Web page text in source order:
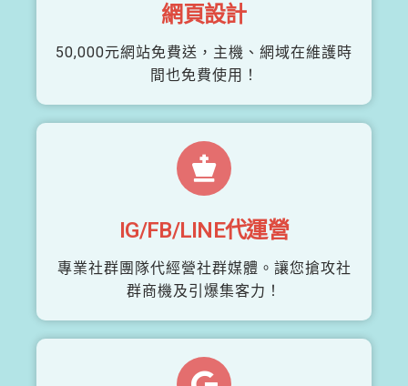
網頁設計
50,000元網站免費送，主機、網域在維護時
間也免費使用！
IG/FB/LINE代運營
專業社群團隊代經營社群媒體。讓您搶攻社
群商機及引爆集客力！